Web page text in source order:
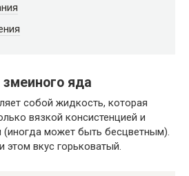
яда
собой жидкость, которая
вязкой консистенцией и
(иногда может быть бесцветным).
этом вкус горьковатый.